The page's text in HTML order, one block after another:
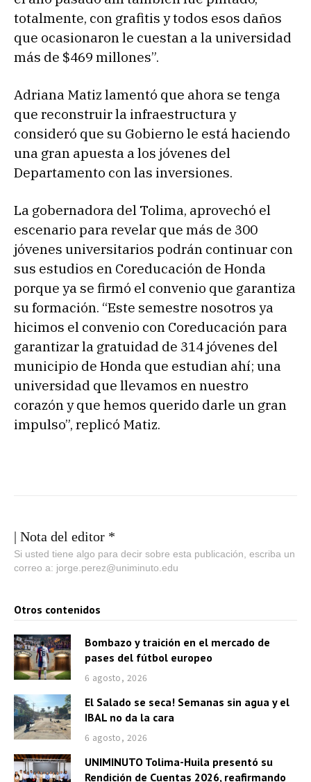
totalmente, con grafitis y todos esos daños
que ocasionaron le cuestan a la universidad
más de $469 millones”.
Adriana Matiz lamentó que ahora se tenga
que reconstruir la infraestructura y
consideró que su Gobierno le está haciendo
una gran apuesta a los jóvenes del
Departamento con las inversiones.
La gobernadora del Tolima, aprovechó el
escenario para revelar que más de 300
jóvenes universitarios podrán continuar con
sus estudios en Coreducación de Honda
porque ya se firmó el convenio que garantiza
su formación. “Este semestre nosotros ya
hicimos el convenio con Coreducación para
garantizar la gratuidad de 314 jóvenes del
municipio de Honda que estudian ahí; una
universidad que llevamos en nuestro
corazón y que hemos querido darle un gran
impulso”, replicó Matiz.
| Nota del editor *
Si usted tiene algo para decir sobre esta publicación, escriba un
correo a: jorge.perez@uniminuto.edu
Otros contenidos
Bombazo y traición en el mercado de
pases del fútbol europeo
6 agosto, 2026
El Salado se seca! Semanas sin agua y el
IBAL no da la cara
6 agosto, 2026
UNIMINUTO Tolima-Huila presentó su
Rendición de Cuentas 2026, reafirmando